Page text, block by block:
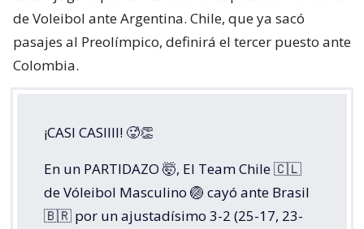
de Voleibol ante Argentina. Chile, que ya sacó
pasajes al Preolímpico, definirá el tercer puesto ante
Colombia.
¡CASI CASIIII! 🥵👏
En un PARTIDAZO 🤯, El Team Chile 🇨🇱
de Vóleibol Masculino 🏐 cayó ante Brasil
🇧🇷 por un ajustadísimo 3-2 (25-17, 23-